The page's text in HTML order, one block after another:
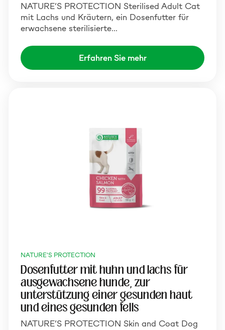
NATURE’S PROTECTION Sterilised Adult Cat
mit Lachs und Kräutern, ein Dosenfutter für
erwachsene sterilisierte…
Erfahren Sie mehr
NATURE'S PROTECTION
Dosenfutter mit huhn und lachs für
ausgewachsene hunde, zur
unterstützung einer gesunden haut
und eines gesunden fells
NATURE’S PROTECTION Skin and Coat Dog